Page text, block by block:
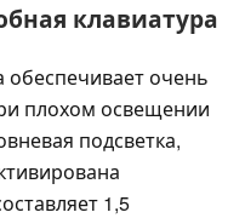
клавиатура
обеспечивает очень
плохом освещении
подсветка,
1,5